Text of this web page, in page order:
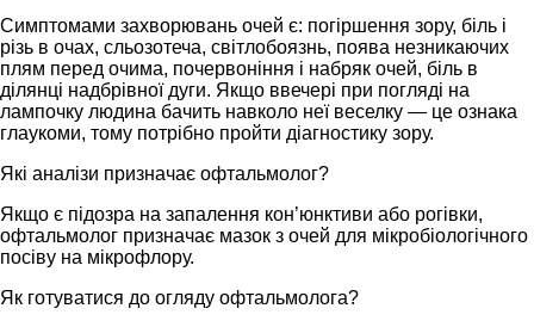
Симптомами захворювань очей є: погіршення зору, біль і
різь в очах, сльозотеча, світлобоязнь, поява незникаючих
плям перед очима, почервоніння і набряк очей, біль в
ділянці надбрівної дуги. Якщо ввечері при погляді на
лампочку людина бачить навколо неї веселку — це ознака
глаукоми, тому потрібно пройти діагностику зору.
Які аналізи призначає офтальмолог?
Якщо є підозра на запалення кон’юнктиви або рогівки,
офтальмолог призначає мазок з очей для мікробіологічного
посіву на мікрофлору.
Як готуватися до огляду офтальмолога?